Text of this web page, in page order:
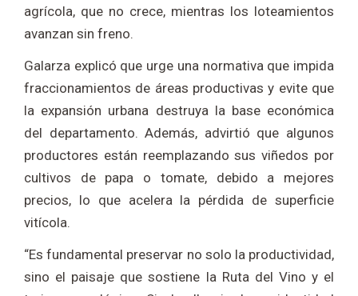
agrícola, que no crece, mientras los loteamientos
avanzan sin freno.
Galarza explicó que urge una normativa que impida
fraccionamientos de áreas productivas y evite que
la expansión urbana destruya la base económica
del departamento. Además, advirtió que algunos
productores están reemplazando sus viñedos por
cultivos de papa o tomate, debido a mejores
precios, lo que acelera la pérdida de superficie
vitícola.
“Es fundamental preservar no solo la productividad,
sino el paisaje que sostiene la Ruta del Vino y el